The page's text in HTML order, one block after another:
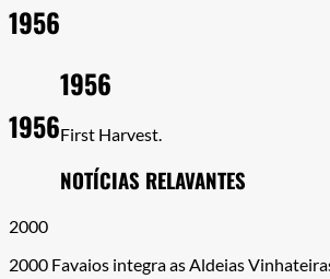
1956
1956
1956
First Harvest.
NOTÍCIAS RELAVANTES
2000
2000 Favaios integra as Aldeias